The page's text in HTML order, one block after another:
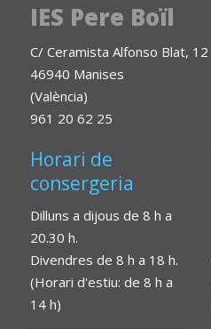
IES Pere Boïl
C/ Ceramista Alfonso Blat, 12
46940 Manises
(València)
961 20 62 25
Horari de
consergeria
Dilluns a dijous de 8 h a
20.30 h.
Divendres de 8 h a 18 h.
(Horari d'estiu: de 8 h a
14 h)